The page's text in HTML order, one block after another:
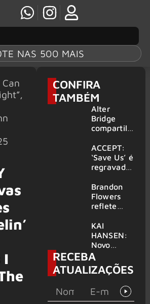
NAS 500 MAIS
,
I
CONFIRA
TAMBÉM
Alter
Bridge
compartilh
vivo de
“Fortress”
gravada
am Ring
2026
ACCEPT:
‘Save Us’ é
regravada
membros
do GHOST
e KORN
Brandon
Flowers
reflete
futuro e
levanta
possibilida
de de
deixar os
palcos
KAI
HANSEN:
Novo
single
‘Welcome
To Life’ é
RECEBA
ATUALIZAÇÕES